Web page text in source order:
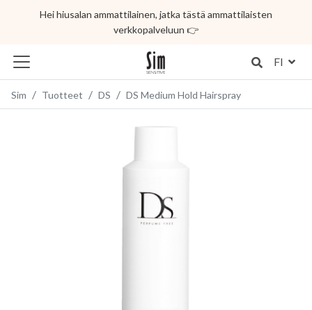
Hei hiusalan ammattilainen, jatka tästä ammattilaisten
verkkopalveluun 👉
FI
Sim Tuotteet DS DS Medium Hold Hairspray